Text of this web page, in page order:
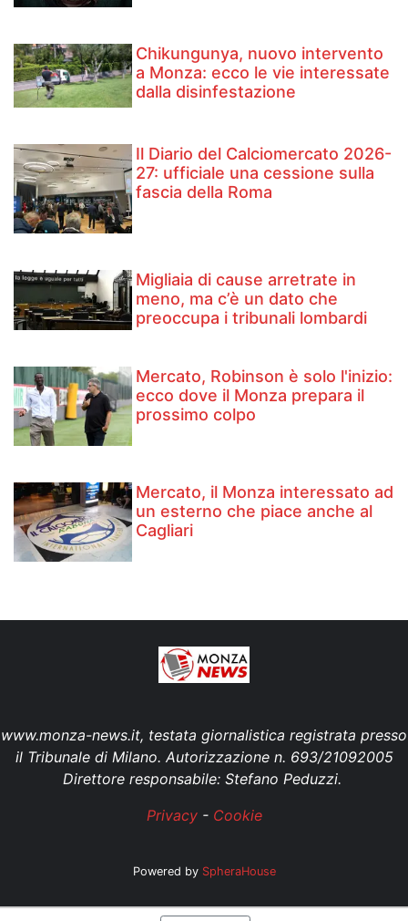
Chikungunya, nuovo intervento
a Monza: ecco le vie interessate
dalla disinfestazione
Il Diario del Calciomercato 2026-
27: ufficiale una cessione sulla
fascia della Roma
Migliaia di cause arretrate in
meno, ma c’è un dato che
preoccupa i tribunali lombardi
Mercato, Robinson è solo l'inizio:
ecco dove il Monza prepara il
prossimo colpo
Mercato, il Monza interessato ad
un esterno che piace anche al
Cagliari
www.monza-news.it, testata giornalistica registrata presso
il Tribunale di Milano. Autorizzazione n. 693/21092005
Direttore responsabile: Stefano Peduzzi.
Privacy- Cookie
Powered by SpheraHouse